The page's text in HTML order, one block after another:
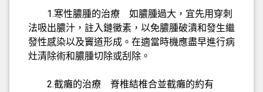
1.寒性膿腫的治療 如膿腫過大，宜先用穿刺
法吸出膿汁，註入鏈黴素，以免膿腫破潰和發生繼
發性感染以及竇道形成。在適當時機應盡早進行病
灶清除術和膿腫切除或刮除。
2.截癱的治療 脊椎結椎合並截癱的約有